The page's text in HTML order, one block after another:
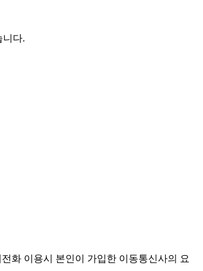
니다.
전화 이용시 본인이 가입한 이동통신사의 요